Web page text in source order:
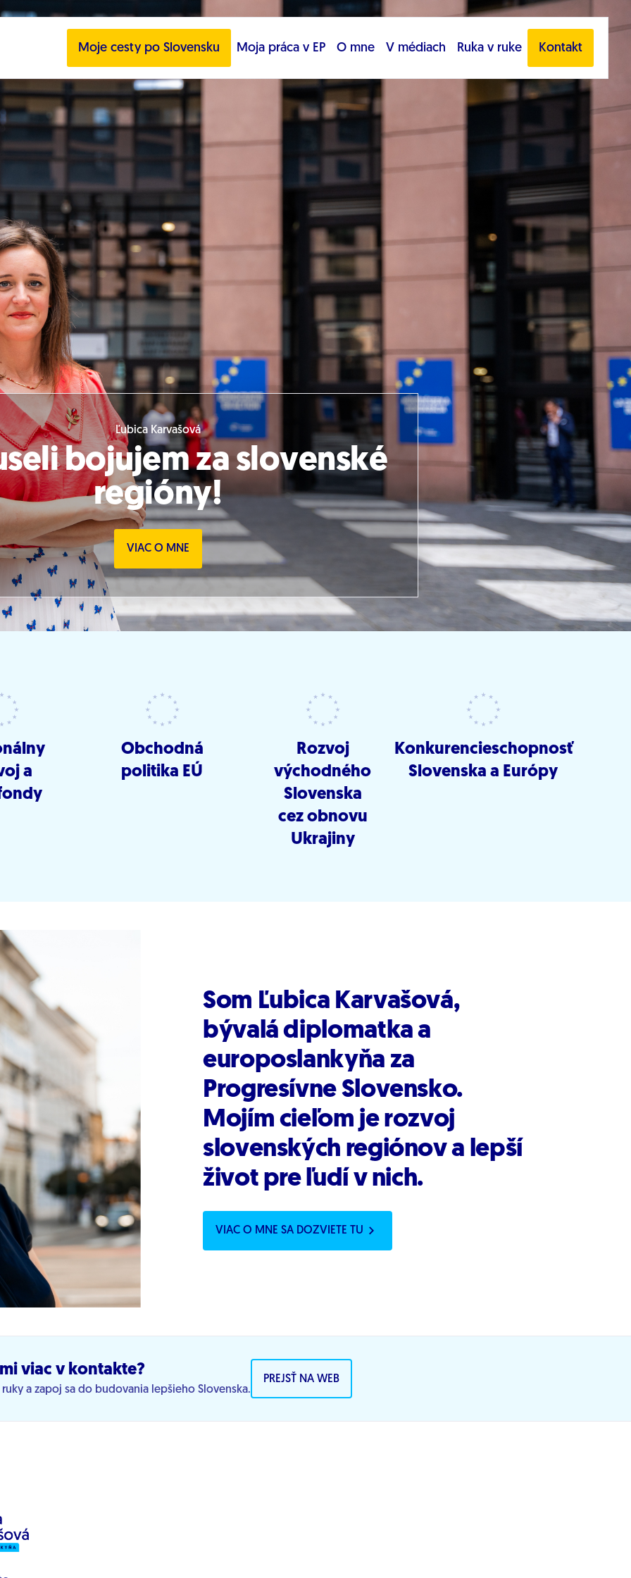
Moje cesty po Slovensku Moja práca v EP O mne V médiach Ruka v ruke Kontakt
Ľubica Karvašová
bojujem za slovenské
regióny!
VIAC O MNE
a
Obchodná
politika EÚ
Rozvoj
východného
Slovenska
cez obnovu
Ukrajiny
Konkurencieschopnosť
Slovenska a Európy
Som Ľubica Karvašová,
bývalá diplomatka a
europoslankyňa za
Progresívne Slovensko.
Mojím cieľom je rozvoj
slovenských regiónov a lepší
život pre ľudí v nich.
VIAC O MNE SA DOZVIETE TU
viac v kontakte?
a zapoj sa do budovania lepšieho Slovenska.
PREJSŤ NA WEB